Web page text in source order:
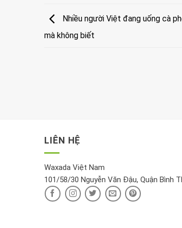
Nhiều người Việt đang uống cà
mà không biết
LIÊN HỆ
Waxada Việt Nam
101/58/30 Nguyễn Văn Đậu, Quận Bình